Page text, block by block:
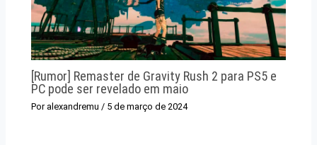
[Rumor] Remaster de Gravity Rush 2 para PS5 e
PC pode ser revelado em maio
Por alexandremu / 5 de março de 2024